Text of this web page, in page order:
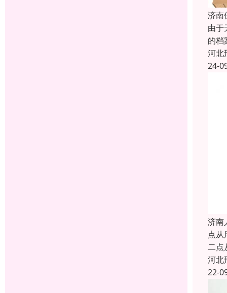
济南
由于
的档
河北
24-
济南
点
二点
河北
22-